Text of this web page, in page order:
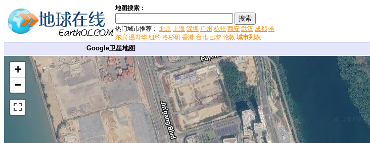
地图搜索：
热门城市推荐： 北京 上海 深圳 广州 杭州 西安 武汉 成都 哈
尔滨 温哥华 纽约 洛杉矶 香港 台北 巴黎 伦敦 城市列表
Google卫星地图
+
−